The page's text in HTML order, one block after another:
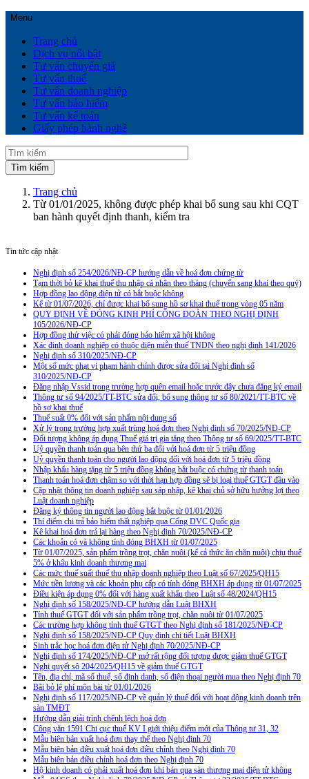
Menu
Trang chủ
Dịch vụ nổi bật
Tư vấn chuyển giá
Tư vấn thuế
Tư vấn doanh nghiệp
Tư vấn bảo hiểm
Tư vấn kế toán
Giấy phép hành nghề
Trang chủ
Từ 01/01/2025, không được phép khai bổ sung sau khi CQT
ban hành quyết định thanh, kiểm tra
Tin tức cập nhật
Nghị định số 254/2026/NĐ-CP hướng dẫn về hoá đơn chứng từ
Tạm thời bỏ kê khai thuế thu nhập cá nhân theo tháng (chuyển sang khai theo quý)
Hợp đồng lao động điện tử có bắt buộc không
Kể từ 01/07/2026, chỉ được khai bổ sung hồ sơ khai thuế trong vòng 05 năm
QUY ĐỊNH VỀ ĐÓNG KINH PHÍ CÔNG ĐOÀN THEO NGHỊ ĐỊNH
105/2026/NĐ-CP
Hợp đồng thử việc có phải đóng bảo hiểm xã hội không
Xác định doanh nghiệp có thuộc diện miễn thuế TNDN theo nghị định 141/2026
Nghị định số 310/2025/NĐ-CP
Một số mức phạt vi phạm hành chính được sửa đổi tại Nghị định số
310/2025/NĐ-CP
Đăng nhập Vssid trong trường hợp quên email hoặc trước đây chưa đăng ký email
Thông tư số 94/2025/TT-BTC sửa đổi, bổ sung thông tư số 80/2021/TT-BTC về
hồ sơ khai thuế
Thuế suất 0% đối với sản phẩm nội dung số
Xử lý trong trường hợp xuất trùng hoá đơn theo Nghị định số 70/2025/NĐ-CP
Đối tượng không áp dụng Thuế giá trị gia tăng theo Thông tư số 69/2025/TT-BTC
Uỷ quyền thanh toán qua bên thứ ba đối với hoá đơn từ 5 triệu đồng
Uỷ quyền thanh toán cho người lao động đối với hoá đơn từ 5 triệu đồng
Nhập khẩu hàng tặng từ 5 triệu đồng không bắt buộc có chứng từ thanh toán
Thanh toán hoá đơn chậm so với thời hạn hợp đồng sẽ bị loại thuế GTGT đầu vào
Cập nhật thông tin doanh nghiệp sau sáp nhập, kê khai chủ sở hữu hưởng lợi theo
Luật doanh nghiệp
Đăng ký thông tin người lao động bắt buộc từ 01/01/2026
Thí điểm chi trả bảo hiểm thất nghiệp qua Cổng DVC Quốc gia
Kê khai hoá đơn trả lại hàng theo Nghị định 70/2025/NĐ-CP
Các khoản có và không tính đóng BHXH từ 01/07/2025
Từ 01/07/2025, sản phẩm trồng trọt, chăn nuôi (kể cả thức ăn chăn nuôi) chịu thuế
5% ở khâu kinh doanh thương mại
Các mức thuế suất thuế thu nhập doanh nghiệp theo Luật số 67/2025/QH15
Mức tiền lương và các khoản phụ cấp có tính đóng BHXH áp dụng từ 01/07/2025
Điều kiện áp dụng 0% đối với hàng xuất khẩu theo Luật số 48/2024/QH15
Nghị định số 158/2025/NĐ-CP hướng dẫn Luật BHXH
Tính thuế GTGT đối với sản phẩm trồng trọt, chăn nuôi từ 01/07/2025
Các trường hợp không tính thuế GTGT theo Nghị định số 181/2025/NĐ-CP
Nghị định số 158/2025/NĐ-CP Quy định chi tiết Luật BHXH
Sinh trắc học hoá đơn điện tử Nghị định 70/2025/NĐ-CP
Nghị định số 174/2025/NĐ-CP mở rất rộng đối tượng được giảm thuế GTGT
Nghị quyết sô 204/2025/QH15 về giảm thuế GTGT
Tên, địa chỉ, mã số thuế, số định danh, số điện thoại người mua theo Nghị định 70
Bãi bỏ lệ phí môn bài từ 01/01/2026
Nghị định số 117/2025/NĐ-CP về quản lý thuế đối với hoạt động kinh doanh trên
sàn TMĐT
Hướng dẫn giải trình chênh lệch hoá đơn
Công văn 1591 Chi cục thuế KV I giới thiệu điểm mới của Thông tư 31, 32
Mẫu biên bản xuất hoá đơn thay thế theo Nghị định 70
Mẫu biên bản điều xuất hoá đơn điều chỉnh theo Nghị định 70
Mẫu biên bản điều chỉnh hoá đơn theo Nghị định 70
Hộ kinh doanh có phải xuất hoá đơn khi bán qua sàn thương mại điện tử không